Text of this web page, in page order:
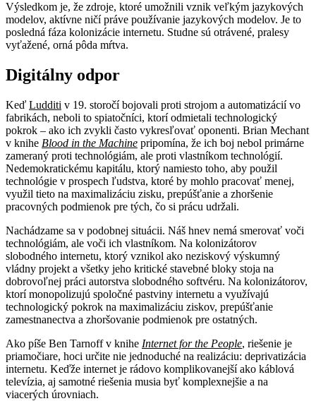
Výsledkom je, že zdroje, ktoré umožnili vznik veľkým jazykových
modelov, aktívne ničí práve používanie jazykových modelov. Je to
posledná fáza kolonizácie internetu. Studne sú otrávené, pralesy
vyťažené, orná pôda mŕtva.
Digitálny odpor
Keď Ludditi v 19. storočí bojovali proti strojom a automatizácií vo
fabrikách, neboli to spiatočníci, ktorí odmietali technologický
pokrok – ako ich zvykli často vykresľovať oponenti. Brian Mechant
v knihe Blood in the Machine pripomína, že ich boj nebol primárne
zameraný proti technológiám, ale proti vlastníkom technológií.
Nedemokratickému kapitálu, ktorý namiesto toho, aby použil
technológie v prospech ľudstva, ktoré by mohlo pracovať menej,
využil tieto na maximalizáciu zisku, prepúšťanie a zhoršenie
pracovných podmienok pre tých, čo si prácu udržali.
Nachádzame sa v podobnej situácii. Náš hnev nemá smerovať voči
technológiám, ale voči ich vlastníkom. Na kolonizátorov
slobodného internetu, ktorý vznikol ako neziskový výskumný
vládny projekt a všetky jeho kritické stavebné bloky stoja na
dobrovoľnej práci autorstva slobodného softvéru. Na kolonizátorov,
ktorí monopolizujú spoločné pastviny internetu a využívajú
technologický pokrok na maximalizáciu ziskov, prepúšťanie
zamestnanectva a zhoršovanie podmienok pre ostatných.
Ako píše Ben Tarnoff v knihe Internet for the People, riešenie je
priamočiare, hoci určite nie jednoduché na realizáciu: deprivatizácia
internetu. Keďže internet je rádovo komplikovanejší ako káblová
televízia, aj samotné riešenia musia byť komplexnejšie a na
viacerých úrovniach.